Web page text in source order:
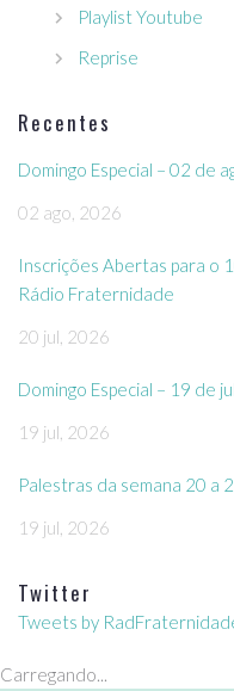
Playlist Youtube
Reprise
Recentes
Domingo Especial – 02 de
02 ago, 2026
Inscrições Abertas para o
Rádio Fraternidade
20 jul, 2026
Domingo Especial – 19 de
19 jul, 2026
Palestras da semana 20 a
19 jul, 2026
Twitter
Tweets by
Carregando...